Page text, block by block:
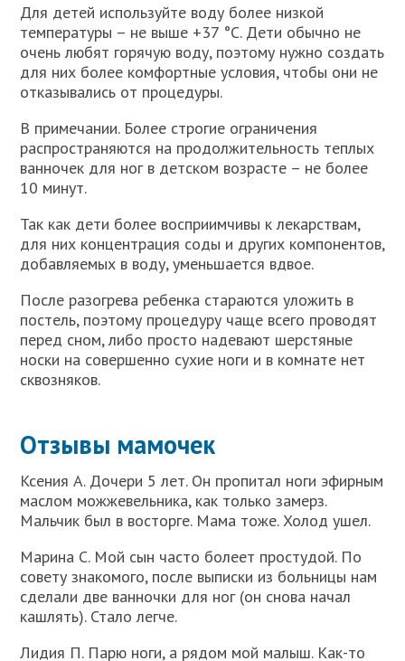
Для детей используйте воду более низкой
температуры – не выше +37 °С. Дети обычно не
очень любят горячую воду, поэтому нужно создать
для них более комфортные условия, чтобы они не
отказывались от процедуры.
В примечании. Более строгие ограничения
распространяются на продолжительность теплых
ванночек для ног в детском возрасте – не более
10 минут.
Так как дети более восприимчивы к лекарствам,
для них концентрация соды и других компонентов,
добавляемых в воду, уменьшается вдвое.
После разогрева ребенка стараются уложить в
постель, поэтому процедуру чаще всего проводят
перед сном, либо просто надевают шерстяные
носки на совершенно сухие ноги и в комнате нет
сквозняков.
Отзывы мамочек
Ксения А. Дочери 5 лет. Он пропитал ноги эфирным
маслом можжевельника, как только замерз.
Мальчик был в восторге. Мама тоже. Холод ушел.
Марина С. Мой сын часто болеет простудой. По
совету знакомого, после выписки из больницы нам
сделали две ванночки для ног (он снова начал
кашлять). Стало легче.
Лидия П. Парю ноги, а рядом мой малыш. Как-то